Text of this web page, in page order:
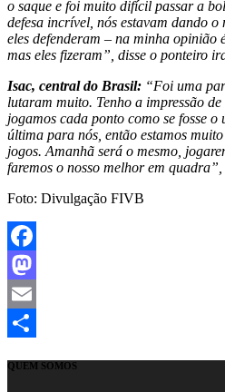
o saque e foi muito difícil passar a
defesa incrível, nós estavam dando o
eles defenderam – na minha opinião
mas eles fizeram”, disse o ponteiro
Isac, central do Brasil: “Foi uma
lutaram muito. Tenho a impressão
jogamos cada ponto como se fosse
última para nós, então estamos
jogos. Amanhã será o mesmo,
faremos o nosso melhor em quadra”,
Foto: Divulgação FIVB
Facebook
Mastodon
Email
QUEM SOMOS